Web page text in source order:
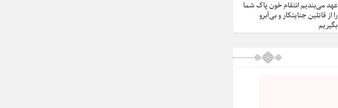
عهد می‌بندیم انتقام خون پاک شما
را از قاتلین جنایتکار و بی‌آبرو
بگیریم